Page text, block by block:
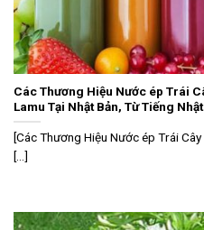
Các Thương Hiệu Nước ép Trái
Lamu Tại Nhật Bản, Từ Tiếng
[Các Thương Hiệu Nước ép Trái
[...]